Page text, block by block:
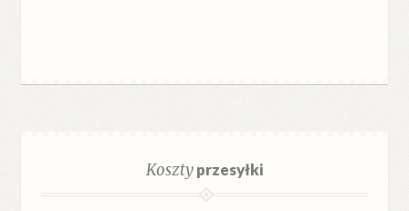
Kosztyprzesyłki